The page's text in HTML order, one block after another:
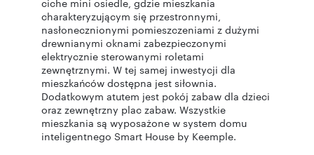
ciche mini osiedle, gdzie mieszkania
charakteryzującym się przestronnymi,
nasłonecznionymi pomieszczeniami z dużymi
drewnianymi oknami zabezpieczonymi
elektrycznie sterowanymi roletami
zewnętrznymi. W tej samej inwestycji dla
mieszkańców dostępna jest siłownia.
Dodatkowym atutem jest pokój zabaw dla dzieci
oraz zewnętrzny plac zabaw. Wszystkie
mieszkania są wyposażone w system domu
inteligentnego Smart House by Keemple.